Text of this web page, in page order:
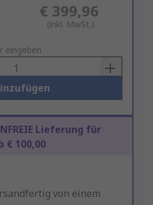
€ 399,96
(inkl. MwSt.)
eingeben
Lieferung für
€ 100,00
von einem